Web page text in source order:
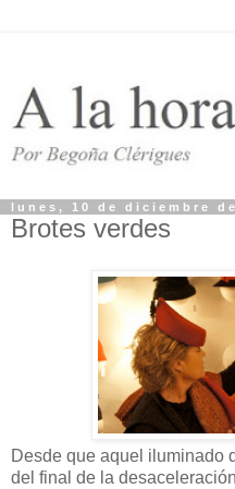
lunes, 10 de diciembre
Brotes verdes
Desde que aquel iluminado
del final de la